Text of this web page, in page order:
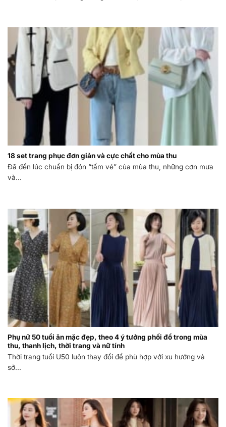
18 set trang phục đơn giản và cực chất cho mùa thu
Đã đến lúc chuẩn bị đón “tấm vé” của mùa thu, những cơn mưa
và...
Phụ nữ 50 tuổi ăn mặc đẹp, theo 4 ý tưởng phối đồ trong mùa
thu, thanh lịch, thời trang và nữ tính
Thời trang tuổi U50 luôn thay đổi để phù hợp với xu hướng và
sở...